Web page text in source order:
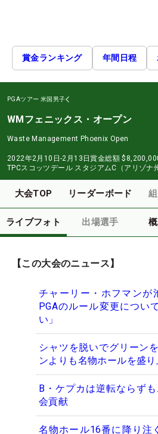
賞金ランキング 年間日程
PGAツアー 米国男子
WMフェニックス・オープン
Waste Management Phoenix Open
2022年2月10日-2月13日賞金総額
TPCスコッツデール スタジアムC（アリゾナ
大会TOP リーダーボード
ライブフォト 出場選手
【この大会のニュース】
チャーリー・ホフマン
PGAのルール変更につい
い」
シャツを脱いでグリーン
ンよりも名物ホールを盛り
B・ケプカは逆転ならず
会貢献
名物ホール16番に降り注